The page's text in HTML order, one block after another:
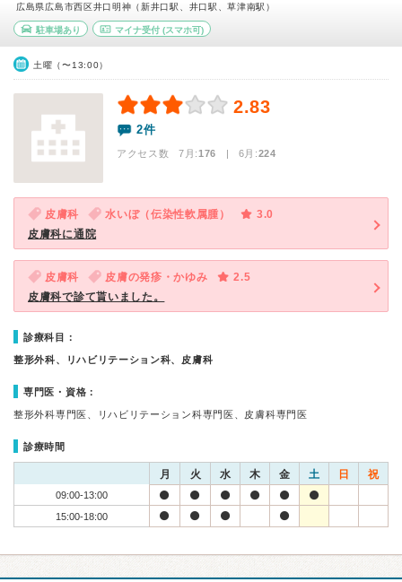
広島県広島市西区井口明神（新井口駅、井口駅、草津南駅）
駐車場あり マイナ受付(スマホ可)
土曜（〜13:00）
2.83
2件
アクセス数 7月:176 | 6月:224
皮膚科 水いぼ（伝染性軟属腫）
3.0
皮膚科に通院
皮膚科 皮膚の発疹・かゆみ
2.5
皮膚科で診て貰いました。
診療科目：
整形外科、リハビリテーション科、皮膚科
専門医・資格：
整形外科専門医、リハビリテーション科専門医、皮膚科専門医
診療時間
月 火 水 木 金 土 日 祝
09:00-13:00
15:00-18:00